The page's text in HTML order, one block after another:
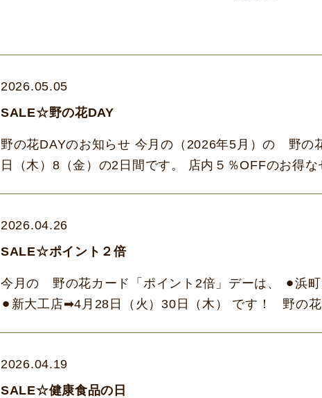
2026.05.05
SALE☆野の花DAY
野の花DAYのお知らせ 今月の（2026年5月）の 野の
日（木）8（金）の2日間です。 店内５％OFFのお得
2026.04.26
SALE☆ポイント２倍
今月の 野の花カード「ポイント2倍」デーは、 ⚫︎浜
⚫︎新大工店➡4月28日（火）30日（木） です！ 野の
2026.04.19
SALE☆健康食品の日